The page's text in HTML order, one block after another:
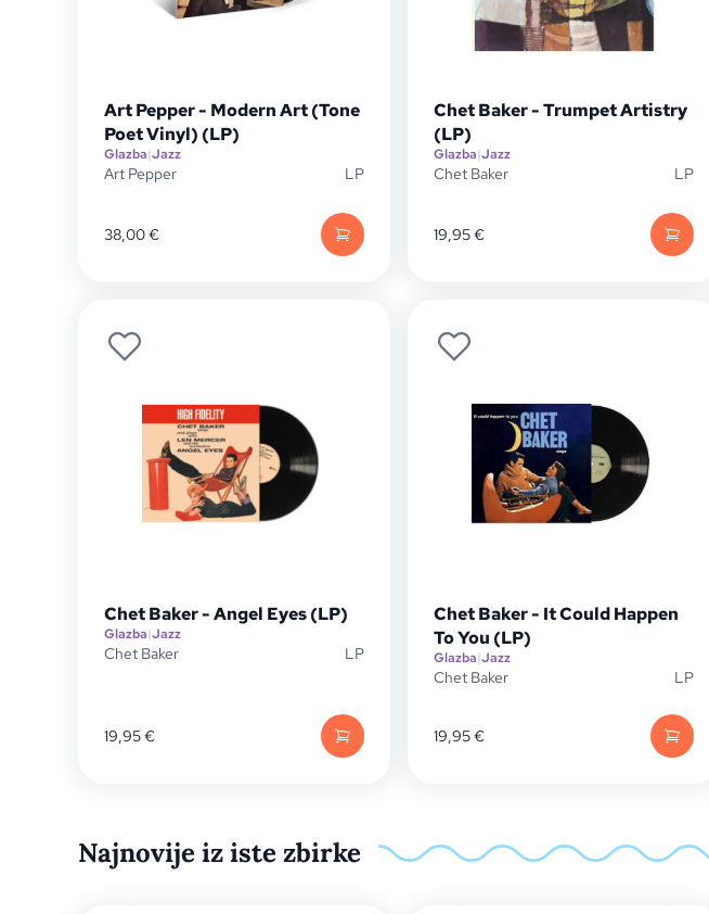
Art Pepper - Modern Art (Tone
Poet Vinyl) (LP)
Glazba|Jazz
Art Pepper LP
38,00€
Chet Baker - Trumpet Artistry
(LP)
Glazba|Jazz
Chet Baker LP
19,95€
Chet Baker - Angel Eyes (LP)
Glazba|Jazz
Chet Baker LP
19,95€
Chet Baker - It Could Happen
To You (LP)
Glazba|Jazz
Chet Baker LP
19,95€
Najnovije iz iste zbirke